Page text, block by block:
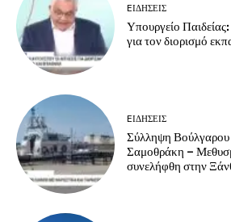
EΙΔΗΣΕΙΣ
Υπουργείο Παιδείας:
για τον διορισμό
EΙΔΗΣΕΙΣ
Σύλληψη Βούλγαρου
Σαμοθράκη –
συνελήφθη στην